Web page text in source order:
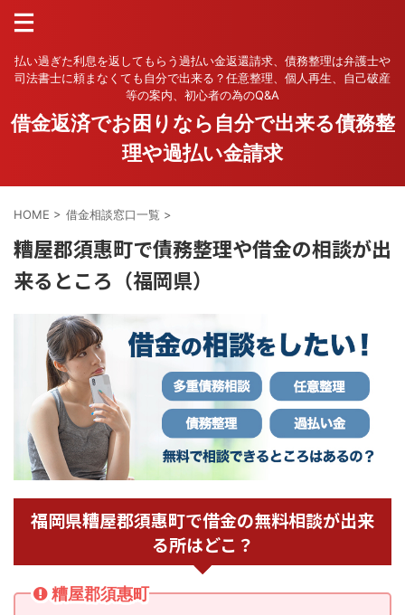
払い過ぎた利息を返してもらう過払い金返還請求、債務整理は弁護士や
司法書士に頼まなくても自分で出来る？任意整理、個人再生、自己破産
等の案内、初心者の為のQ&A
借金返済でお困りなら自分で出来る債務整
理や過払い金請求
HOME > 借金相談窓口一覧 >
糟屋郡須惠町で債務整理や借金の相談が出
来るところ（福岡県）
福岡県糟屋郡須惠町で借金の無料相談が出来
る所はどこ？
糟屋郡須惠町